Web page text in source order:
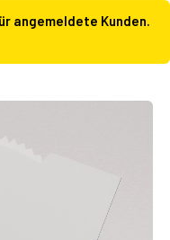
angemeldete Kunden.